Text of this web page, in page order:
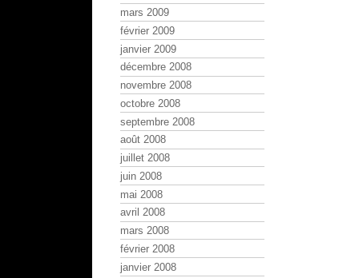
mars 2009
février 2009
janvier 2009
décembre 2008
novembre 2008
octobre 2008
septembre 2008
août 2008
juillet 2008
juin 2008
mai 2008
avril 2008
mars 2008
février 2008
janvier 2008